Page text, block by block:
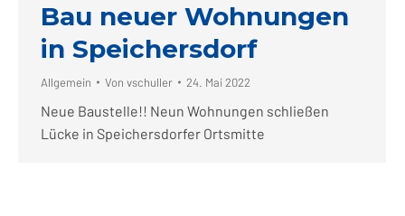
Bau neuer Wohnungen
in Speichersdorf
Allgemein Von vschuller 24. Mai 2022
Neue Baustelle!! Neun Wohnungen schließen
Lücke in Speichersdorfer Ortsmitte